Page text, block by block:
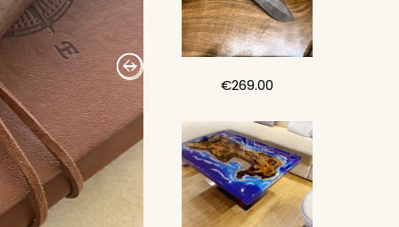
€269.00